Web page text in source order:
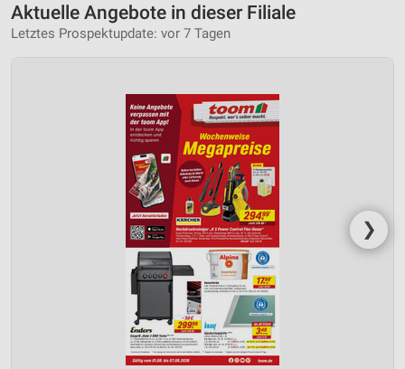
Aktuelle Angebote in dieser Filiale
Letztes Prospektupdate: vor 7 Tagen
❯